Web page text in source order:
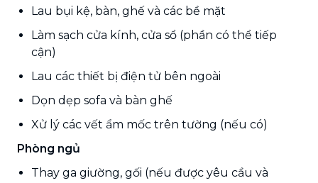
Lau bụi kệ, bàn, ghế và các bề mặt
Làm sạch cửa kính, cửa sổ (phần có thể tiếp
cận)
Lau các thiết bị điện tử bên ngoài
Dọn dẹp sofa và bàn ghế
Xử lý các vết ẩm mốc trên tường (nếu có)
Phòng ngủ
Thay ga giường, gối (nếu được yêu cầu và